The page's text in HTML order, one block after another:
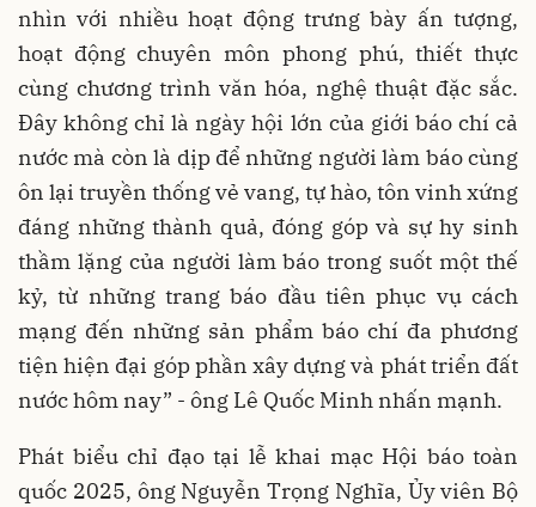
nhìn với nhiều hoạt động trưng bày ấn tượng,
hoạt động chuyên môn phong phú, thiết thực
cùng chương trình văn hóa, nghệ thuật đặc sắc.
Đây không chỉ là ngày hội lớn của giới báo chí cả
nước mà còn là dịp để những người làm báo cùng
ôn lại truyền thống vẻ vang, tự hào, tôn vinh xứng
đáng những thành quả, đóng góp và sự hy sinh
thầm lặng của người làm báo trong suốt một thế
kỷ, từ những trang báo đầu tiên phục vụ cách
mạng đến những sản phẩm báo chí đa phương
tiện hiện đại góp phần xây dựng và phát triển đất
nước hôm nay” - ông Lê Quốc Minh nhấn mạnh.
Phát biểu chỉ đạo tại lễ khai mạc Hội báo toàn
quốc 2025, ông Nguyễn Trọng Nghĩa, Ủy viên Bộ